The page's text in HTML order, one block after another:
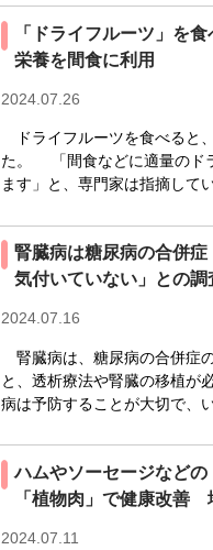
「ドライフルーツ」を
栄養を間食に利用
2024.07.26
ドライフルーツを食べると
た。 「間食などに適量のド
ます」と、専門家は指摘し
腎臓病は糖尿病の合併
気付いていない」との調
2024.07.16
腎臓病は、糖尿病の合併症
と、透析療法や腎臓の移植
病は予防することが大切で、
ハムやソーセージなど
「植物肉」で健康改善
2024.07.11